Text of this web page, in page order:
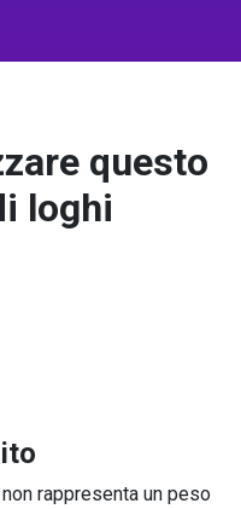
questo
loghi
rappresenta un peso